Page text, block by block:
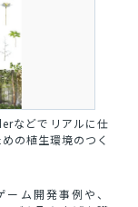
などでリアルに仕
の植生環境のつく
ーム開発事例や、